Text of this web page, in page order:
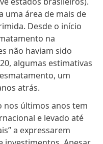
uma área de mais de
Desde o início
na
não haviam sido
algumas estimativas
, um
atrás.
nos últimos anos tem
e levado até
a expressarem